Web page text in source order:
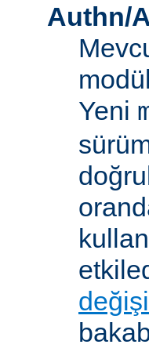
Authn/
Yeni